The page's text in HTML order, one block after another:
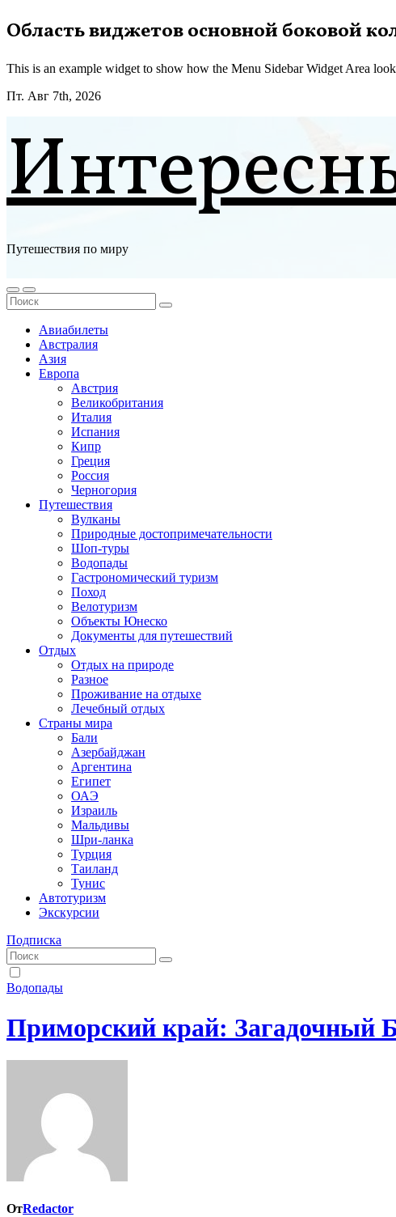
Перейти
к
Область виджетов основной боковой
This is an example widget to show how the Menu Sidebar Widget Area
Пт. Авг 7th, 2026
Путешествия по миру
Авиабилеты
Австралия
Азия
Европа
Австрия
Великобритания
Италия
Испания
Кипр
Греция
Россия
Черногория
Путешествия
Вулканы
Природные достопримечательности
Шоп-туры
Водопады
Гастрономический туризм
Поход
Велотуризм
Объекты Юнеско
Документы для путешествий
Отдых
Отдых на природе
Разное
Проживание на отдыхе
Лечебный отдых
Страны мира
Бали
Азербайджан
Аргентина
Египет
ОАЭ
Израиль
Мальдивы
Шри-ланка
Турция
Таиланд
Тунис
Автотуризм
Экскурсии
Подписка
Водопады
Приморский край: Загадочный
ОтRedactor